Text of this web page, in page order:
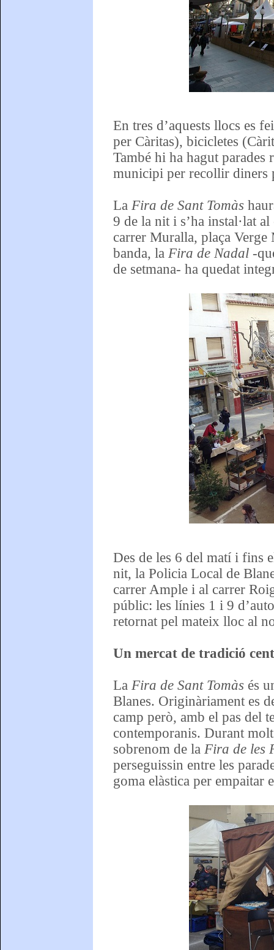
En tres d’aquests llocs es
per Càritas), bicicletes
També hi ha hagut parades
municipi per recollir diners
La Fira de Sant Tomàs
9 de la nit i s’ha instal·lat
carrer Muralla, plaça Verge
banda, la Fira de Nadal -
de setmana- ha quedat
Des de les 6 del matí i fins
nit, la Policia Local de
carrer Ample i al carrer
públic: les línies 1 i 9
retornat pel mateix lloc al
Un mercat de tradició
La Fira de Sant Tomàs és
Blanes. Originàriament es
camp però, amb el pas del
contemporanis. Durant
sobrenom de la Fira de les
perseguissin entre les
goma elàstica per empaitar